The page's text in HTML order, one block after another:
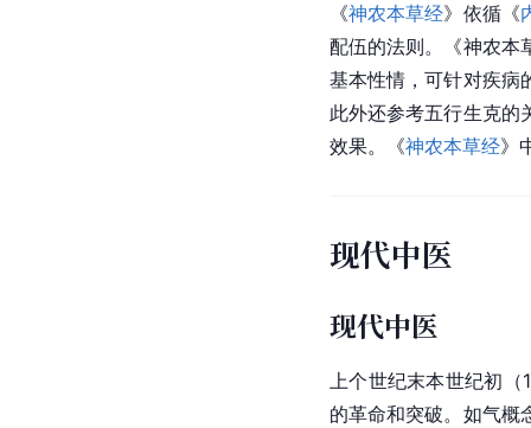
《神农本草经》依循《
配伍的法则。《神农本
基本性情，可针对疾病
此外还参考五行生克的
效果。《神农本草经》
现代中医
现代中医
上个世纪末本世纪初
的革命和突破。如气概